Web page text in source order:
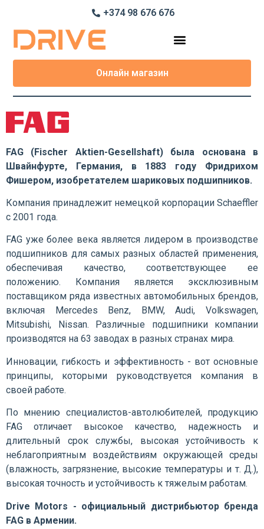
+374 98 676 676
Онлайн магазин
FAG (Fischer Aktien-Gesellshaft) была основана в
Швайнфурте, Германия, в 1883 году Фридрихом
Фишером, изобретателем шариковых подшипников.
Компания принадлежит немецкой корпорации Schaeffler
с 2001 года.
FAG уже более века является лидером в производстве
подшипников для самых разных областей применения,
обеспечивая качество, соответствующее ее
положению. Компания является эксклюзивным
поставщиком ряда известных автомобильных брендов,
включая Mercedes Benz, BMW, Audi, Volkswagen,
Mitsubishi, Nissan. Различные подшипники компании
производятся на 63 заводах в разных странах мира.
Инновации, гибкость и эффективность - вот основные
принципы, которыми руководствуется компания в
своей работе.
По мнению специалистов-автолюбителей, продукцию
FAG отличает высокое качество, надежность и
длительный срок службы, высокая устойчивость к
неблагоприятным воздействиям окружающей среды
(влажность, загрязнение, высокие температуры и т. Д.),
высокая точность и устойчивость к тяжелым работам.
Drive Motors - официальный дистрибьютор бренда
FAG в Армении.